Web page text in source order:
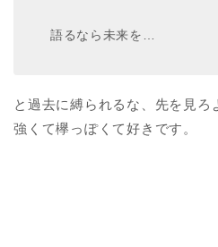
語るなら未来を…
と過去に縛られるな、先を見
強くて欅っぽくて好きです。